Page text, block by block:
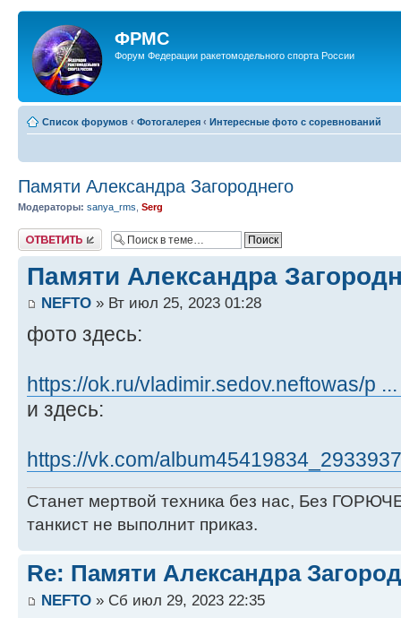
ФРМС
Форум Федерации ракетомодельного спорта России
Список форумов ‹ Фотогалерея ‹ Интересные фото с соревнований
Памяти Александра Загороднего
Модераторы: sanya_rms Serg
Ответить
Памяти Александра
NEFTO » Вт июл 25, 2023 01:28
фото здесь:
https://ok.ru/vladimir.sedov.neftowas/p
и здесь:
https://vk.com/
Станет мертвой техника без нас, Без
танкист не выполнит приказ.
Re: Памяти Александра
NEFTO » Сб июл 29, 2023 22:35